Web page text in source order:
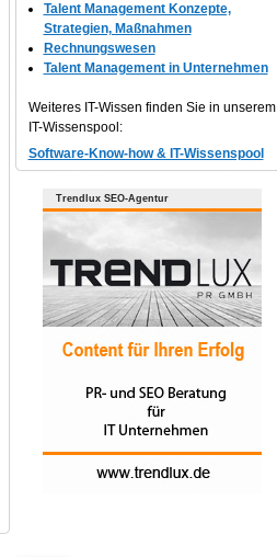
Talent Management Konzepte,
Strategien, Maßnahmen
Rechnungswesen
Talent Management in Unternehmen
Weiteres IT-Wissen finden Sie in unserem
IT-Wissenspool:
Software-Know-how & IT-Wissenspool
Trendlux SEO-Agentur